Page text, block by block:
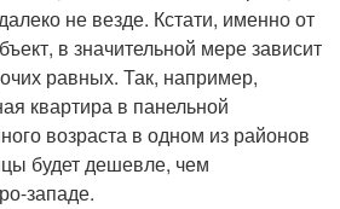
не везде. Кстати, именно от
в значительной мере зависит
равных. Так, например,
квартира в панельной
возраста в одном из районов
будет дешевле, чем
западе.